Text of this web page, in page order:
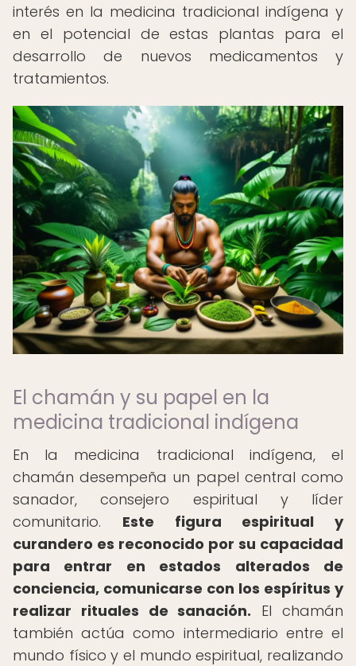
interés en la medicina tradicional indígena y
en el potencial de estas plantas para el
desarrollo de nuevos medicamentos y
tratamientos.
El chamán y su papel en la
medicina tradicional indígena
En la medicina tradicional indígena, el
chamán desempeña un papel central como
sanador, consejero espiritual y líder
comunitario. Este figura espiritual y
curandero es reconocido por su capacidad
para entrar en estados alterados de
conciencia, comunicarse con los espíritus y
realizar rituales de sanación. El chamán
también actúa como intermediario entre el
mundo físico y el mundo espiritual, realizando